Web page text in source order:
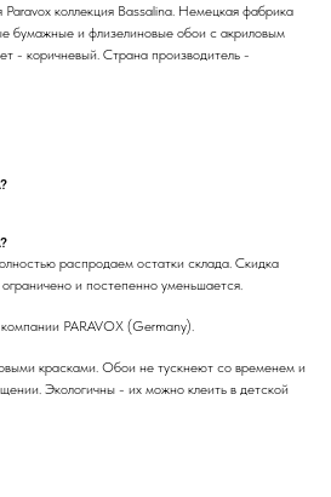
коллекция Bassalina. Немецкая фабрика
бумажные и флизелиновые обои с акриловым
- коричневый. Страна производитель -
распродаем остатки склада. Скидка
и постепенно уменьшается.
PARAVOX (Germany).
красками. Обои не тускнеют со временем и
Экологичны - их можно клеить в детской